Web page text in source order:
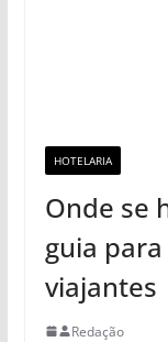
HOTELARIA
Onde se
guia
viajantes
Redação